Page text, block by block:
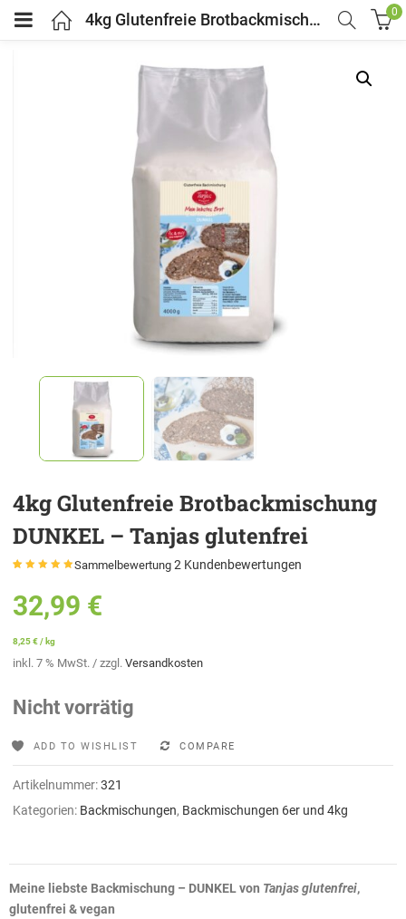
4kg Glutenfreie Brotbackmischung DUNKEL – Tanjas glutenfrei 0
4kg Glutenfreie Brotbackmischung
DUNKEL – Tanjas glutenfrei
basierend auf
Kundenbewertungen
Sammelbewertung 2 Kundenbewertungen
32,99 €
8,25€/ kg
inkl. 7 % MwSt. / zzgl.Versandkosten
Nicht vorrätig
ADD TO WISHLIST COMPARE
Artikelnummer:321
Kategorien: Backmischungen, Backmischungen 6er und 4kg
Meine liebste Backmischung – DUNKEL von Tanjas glutenfrei,
glutenfrei & vegan